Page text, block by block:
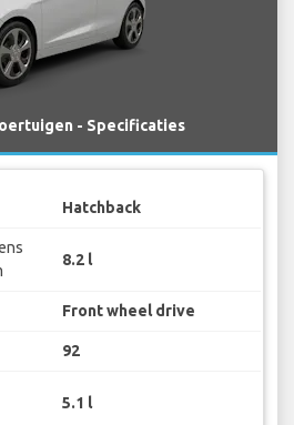
- Specificaties
Hatchback
8.2 l
Front wheel drive
92
5.1 l